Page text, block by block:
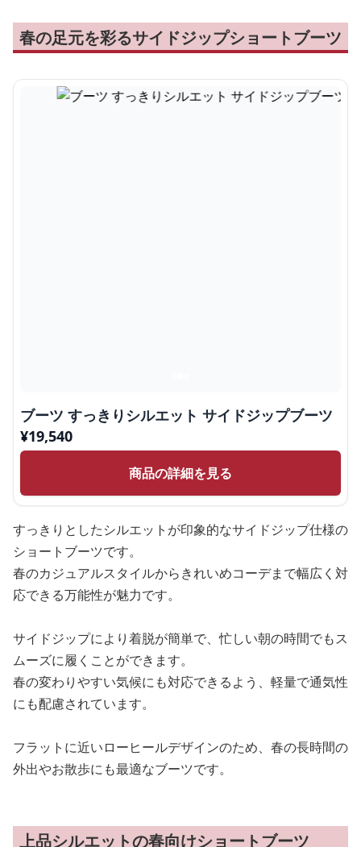
春の足元を彩るサイドジップショートブーツ
ブーツ すっきりシルエット サイドジップブーツ
¥19,540
商品の詳細を見る
すっきりとしたシルエットが印象的なサイドジップ仕様の
ショートブーツです。
春のカジュアルスタイルからきれいめコーデまで幅広く対
応できる万能性が魅力です。
サイドジップにより着脱が簡単で、忙しい朝の時間でもス
ムーズに履くことができます。
春の変わりやすい気候にも対応できるよう、軽量で通気性
にも配慮されています。
フラットに近いローヒールデザインのため、春の長時間の
外出やお散歩にも最適なブーツです。
上品シルエットの春向けショートブーツ